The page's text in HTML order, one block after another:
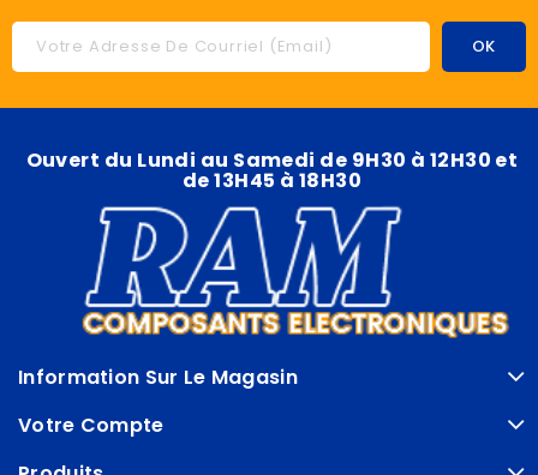
Ouvert du Lundi au Samedi de 9H30 à 12H30 et
de 13H45 à 18H30
Information Sur Le Magasin
Votre Compte